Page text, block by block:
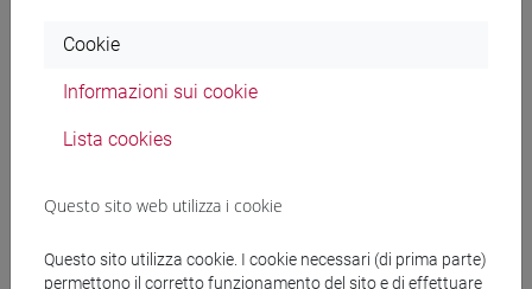
Dimensione internazionale del
progetto
Il progetto Future Farming ha una dimensione
dalla giapponese Mitsui & Co., una società di trading e
statunitense SynBioBeta. Altri attori industriali sono
Cookie
Informazioni sui cookie
Lista cookies
Questo sito web utilizza i cookie
Questo sito utilizza cookie. I cookie necessari (di prima parte)
permettono il corretto funzionamento del sito e di effettuare